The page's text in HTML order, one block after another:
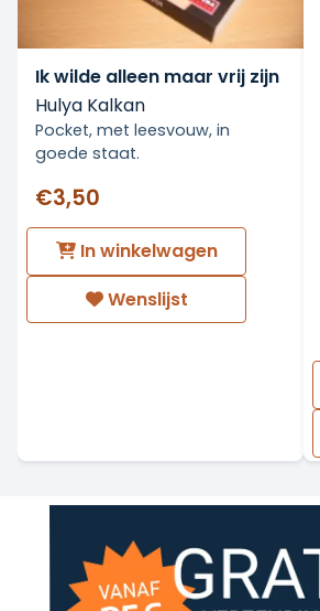
Ik wilde alleen maar vrij zijn
Hulya Kalkan
Pocket, met leesvouw, in
goede staat.
€3,50
In winkelwagen
Wenslijst